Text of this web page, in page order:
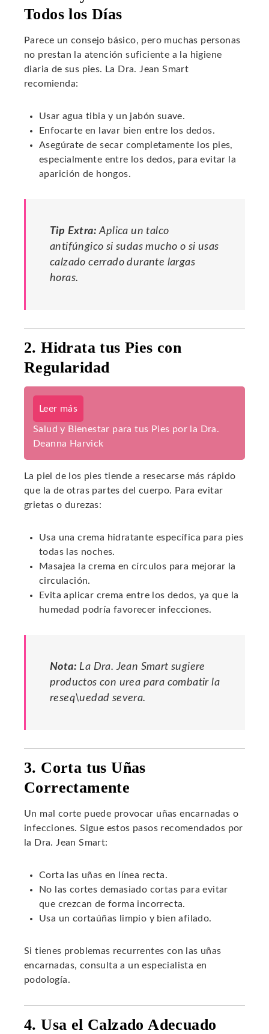
Todos los Días
Parece un consejo básico, pero muchas personas
no prestan la atención suficiente a la higiene
diaria de sus pies. La Dra. Jean Smart
recomienda:
Usar agua tibia y un jabón suave.
Enfocarte en lavar bien entre los dedos.
Asegúrate de secar completamente los pies,
especialmente entre los dedos, para evitar la
aparición de hongos.
Tip Extra: Aplica un talco
antifúngico si sudas mucho o si usas
calzado cerrado durante largas
horas.
2. Hidrata tus Pies con
Regularidad
Leer más
Salud y Bienestar para tus Pies por la Dra.
Deanna Harvick
La piel de los pies tiende a resecarse más rápido
que la de otras partes del cuerpo. Para evitar
grietas o durezas:
Usa una crema hidratante específica para pies
todas las noches.
Masajea la crema en círculos para mejorar la
circulación.
Evita aplicar crema entre los dedos, ya que la
humedad podría favorecer infecciones.
Nota: La Dra. Jean Smart sugiere
productos con urea para combatir la
reseq\uedad severa.
3. Corta tus Uñas
Correctamente
Un mal corte puede provocar uñas encarnadas o
infecciones. Sigue estos pasos recomendados por
la Dra. Jean Smart:
Corta las uñas en línea recta.
No las cortes demasiado cortas para evitar
que crezcan de forma incorrecta.
Usa un cortaúñas limpio y bien afilado.
Si tienes problemas recurrentes con las uñas
encarnadas, consulta a un especialista en
podología.
4. Usa el Calzado Adecuado